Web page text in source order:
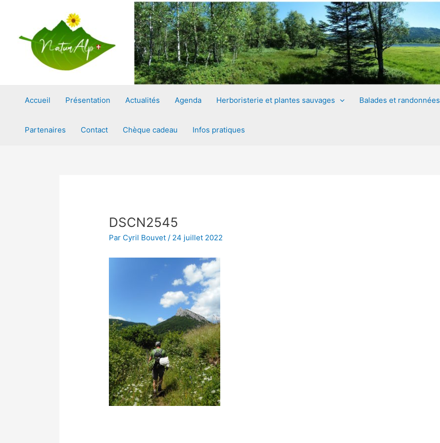
Accueil Présentation Actualités Agenda Herboristerie et plantes sauvages Balades et randonnées
Partenaires Contact Chèque cadeau Infos pratiques
DSCN2545
Par Cyril Bouvet/ 24 juillet 2022
des
articles